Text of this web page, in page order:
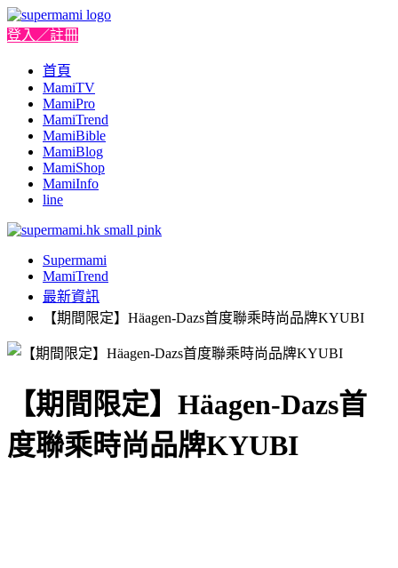
登入／註冊
首頁
MamiTV
MamiPro
MamiTrend
MamiBible
MamiBlog
MamiShop
MamiInfo
line
Supermami
MamiTrend
最新資訊
【期間限定】Häagen-Dazs首度聯乘時尚品牌KYUBI
【期間限定】Häagen-Dazs首
度聯乘時尚品牌KYUBI